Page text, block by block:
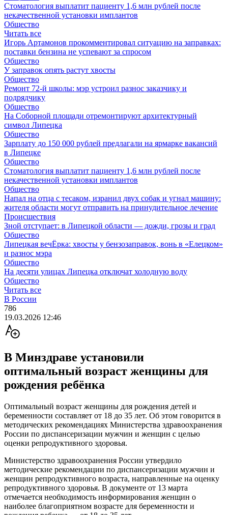
Стоматология выплатит пациенту 1,6 млн рублей после
некачественной установки имплантов
Общество
Читать все
Игорь Артамонов прокомментировал ситуацию на заправках:
поставки бензина не успевают за спросом
Общество
У заправок опять растут хвосты
Общество
Ремонт 72‑й школы: мэр устроил разнос заказчику и
подрядчику
Общество
На Соборной площади отремонтируют архитектурный
символ Липецка
Общество
Зарплату до 150 000 рублей предлагали на ярмарке вакансий
в Липецке
Общество
Стоматология выплатит пациенту 1,6 млн рублей после
некачественной установки имплантов
Общество
Напал на отца с тесаком, изранил двух собак и угнал машину:
жителя области могут отправить на принудительное лечение
Происшествия
Зной отступает: в Липецкой области — дожди, грозы и град
Общество
Липецкая вечЁрка: хвосты у бензозаправок, вонь в «Елецком»
и разнос мэра
Общество
На десяти улицах Липецка отключат холодную воду
Общество
Читать все
В России
786
19.03.2026 12:46
В Минздраве установили
оптимальный возраст женщины для
рождения ребёнка
Оптимальный возраст женщины для рождения детей и
беременности составляет от 18 до 35 лет. Об этом говорится в
методических рекомендациях Министерства здравоохранения
России по диспансеризации мужчин и женщин с целью
оценки репродуктивного здоровья.
Министерство здравоохранения России утвердило
методические рекомендации по диспансеризации мужчин и
женщин репродуктивного возраста, направленные на оценку
репродуктивного здоровья. В документе от 13 марта
отмечается необходимость информирования женщин о
наиболее благоприятном возрасте для беременности и